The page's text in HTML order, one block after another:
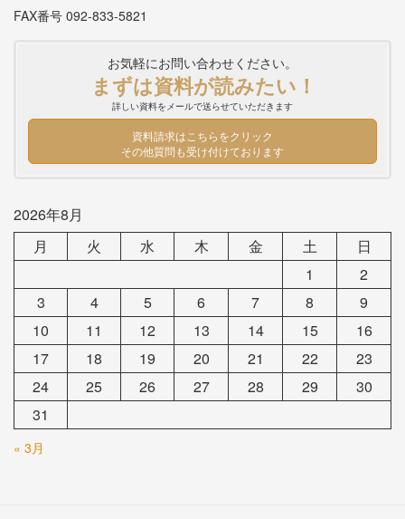
FAX番号 092-833-5821
お気軽にお問い合わせください。
まずは資料が読みたい！
詳しい資料をメールで送らせていただきます
資料請求はこちらをクリック
その他質問も受け付けております
2026年8月
月
火 水 木 金 土
日
1
2
3
4 5 6 7 8
9
10
11 12 13 14 15
16
17
18 19 20 21 22
23
24
25 26 27 28 29
30
31
« 3月